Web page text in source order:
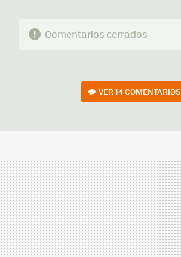
Comentarios cerrados
VER14 COMENTARIOS